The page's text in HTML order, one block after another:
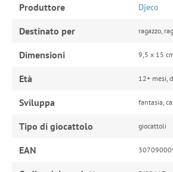
Produttore Djeco
Destinato per ragazzo,
Dimensioni 9,5 x 15
Età 12+ mesi,
Sviluppa fantasia,
Tipo di giocattolo giocattoli
EAN